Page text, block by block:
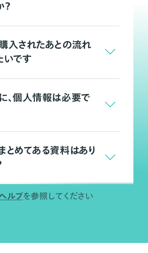
入されたあとの流れ
いです
、個人情報は必要で
とめてある資料はあり
ルプを参照してください